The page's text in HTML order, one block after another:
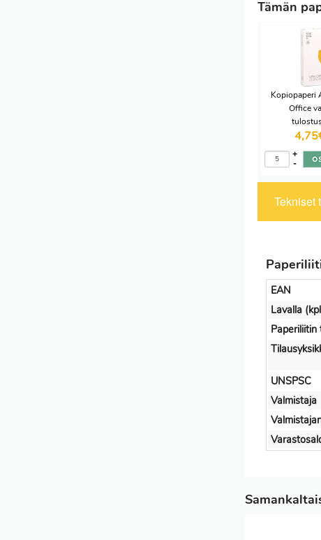
Tämän
Kopiopaperi
Office
-
+
Tekniset
EAN
Lavalla
Paperiliitin
UNSPSC
Valmistaja